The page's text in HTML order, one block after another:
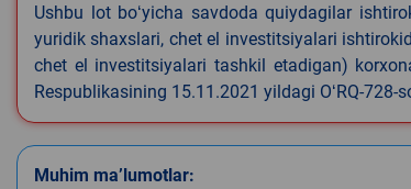
Ushbu lot boʻyicha savdoda quiydagilar
yuridik shaxslari, chet el investitsiyalari
chet el investitsiyalari tashkil etadigan)
Respublikasining 15.11.2021 yildagi OʻRQ-728-
Muhim ma’lumotlar: